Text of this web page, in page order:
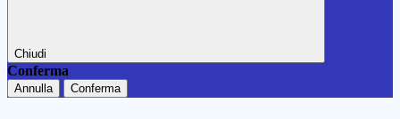
Chiudi
Conferma
Annulla Conferma